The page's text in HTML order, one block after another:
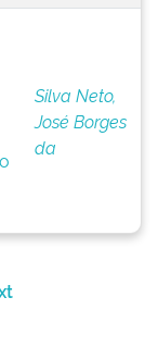
Silva Neto,
José Borges
da